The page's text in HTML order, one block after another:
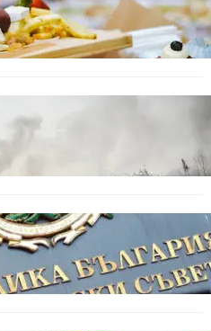
осигурителните
икономически дейности.
не спират: 141
денонощие.
нов статут за професиите в